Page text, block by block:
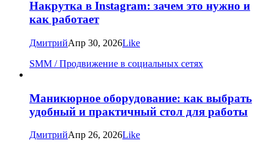
Накрутка в Instagram: зачем это нужно и
как работает
ДмитрийАпр 30, 2026Like
SMM / Продвижение в социальных сетях
Маникюрное оборудование: как выбрать
удобный и практичный стол для работы
ДмитрийАпр 26, 2026Like